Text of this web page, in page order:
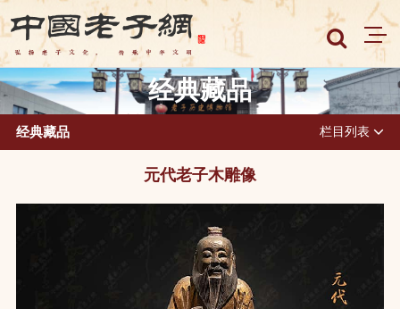
经典藏品
经典藏品 栏目列表
元代老子木雕像